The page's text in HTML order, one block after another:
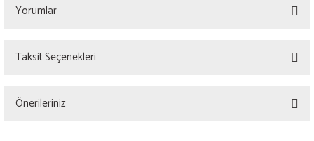
Yorumlar
Taksit Seçenekleri
Önerileriniz